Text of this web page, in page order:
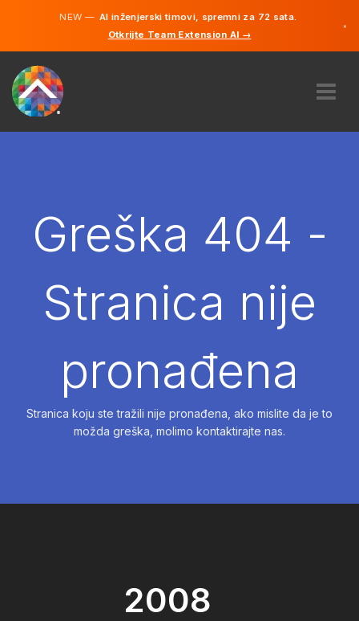
NEW —AI inženjerski timovi, spremni za 72 sata.
Otkrijte Team Extension AI →
×
NAJAMGreška 404 -
Stranica nije
pronađena
Stranica koju ste tražili nije pronađena, ako mislite da je to
možda greška, molimo kontaktirajte nas.
2008